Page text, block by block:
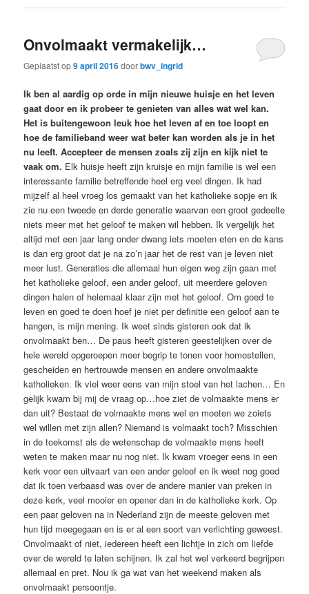
Onvolmaakt vermakelijk…
Geplaatst op9 april 2016doorbwv_ingrid
Ik ben al aardig op orde in mijn nieuwe huisje en het leven
gaat door en ik probeer te genieten van alles wat wel kan.
Het is buitengewoon leuk hoe het leven af en toe loopt en
hoe de familieband weer wat beter kan worden als je in het
nu leeft. Accepteer de mensen zoals zij zijn en kijk niet te
vaak om. Elk huisje heeft zijn kruisje en mijn familie is wel een
interessante familie betreffende heel erg veel dingen. Ik had
mijzelf al heel vroeg los gemaakt van het katholieke sopje en ik
zie nu een tweede en derde generatie waarvan een groot gedeelte
niets meer met het geloof te maken wil hebben. Ik vergelijk het
altijd met een jaar lang onder dwang iets moeten eten en de kans
is dan erg groot dat je na zo’n jaar het de rest van je leven niet
meer lust. Generaties die allemaal hun eigen weg zijn gaan met
het katholieke geloof, een ander geloof, uit meerdere geloven
dingen halen of helemaal klaar zijn met het geloof. Om goed te
leven en goed te doen hoef je niet per definitie een geloof aan te
hangen, is mijn mening. Ik weet sinds gisteren ook dat ik
onvolmaakt ben… De paus heeft gisteren geestelijken over de
hele wereld opgeroepen meer begrip te tonen voor homostellen,
gescheiden en hertrouwde mensen en andere onvolmaakte
katholieken. Ik viel weer eens van mijn stoel van het lachen… En
gelijk kwam bij mij de vraag op…hoe ziet de volmaakte mens er
dan uit? Bestaat de volmaakte mens wel en moeten we zoiets
wel willen met zijn allen? Niemand is volmaakt toch? Misschien
in de toekomst als de wetenschap de volmaakte mens heeft
weten te maken maar nu nog niet. Ik kwam vroeger eens in een
kerk voor een uitvaart van een ander geloof en ik weet nog goed
dat ik toen verbaasd was over de andere manier van preken in
deze kerk, veel mooier en opener dan in de katholieke kerk. Op
een paar geloven na in Nederland zijn de meeste geloven met
hun tijd meegegaan en is er al een soort van verlichting geweest.
Onvolmaakt of niet, iedereen heeft een lichtje in zich om liefde
over de wereld te laten schijnen. Ik zal het wel verkeerd begrijpen
allemaal en pret. Nou ik ga wat van het weekend maken als
onvolmaakt persoontje.